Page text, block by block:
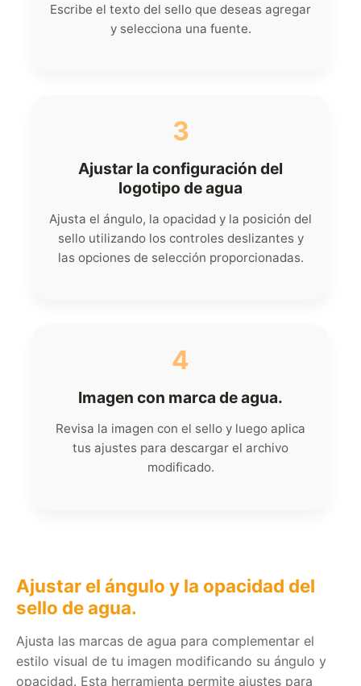
Escribe el texto del sello que deseas agregar
y selecciona una fuente.
3
Ajustar la configuración del
logotipo de agua
Ajusta el ángulo, la opacidad y la posición del
sello utilizando los controles deslizantes y
las opciones de selección proporcionadas.
4
Imagen con marca de agua.
Revisa la imagen con el sello y luego aplica
tus ajustes para descargar el archivo
modificado.
Ajustar el ángulo y la opacidad del
sello de agua.
Ajusta las marcas de agua para complementar el
estilo visual de tu imagen modificando su ángulo y
opacidad. Esta herramienta permite ajustes para